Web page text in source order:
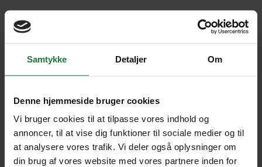
Samtykke Detaljer Om
Denne hjemmeside bruger cookies
Vi bruger cookies til at tilpasse vores indhold og
annoncer, til at vise dig funktioner til sociale medier og til
at analysere vores trafik. Vi deler også oplysninger om
din brug af vores website med vores partnere inden for
Oh no!
action again.